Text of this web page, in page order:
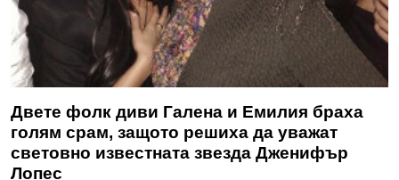
Двете фолк диви Галена и Емилия браха
голям срам, защото решиха да уважат
световно известната звезда Дженифър
Лопес